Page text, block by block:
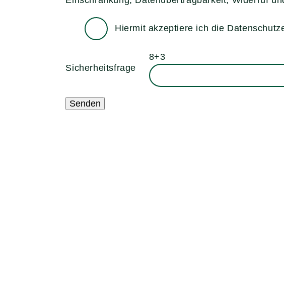
Hiermit akzeptiere ich die
Sicherheitsfrage
8+3